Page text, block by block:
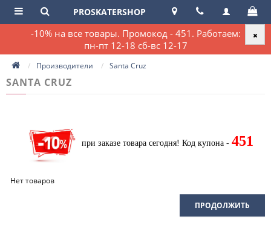
-10% на все товары. Промокод - 451. Работаем:
пн-пт 12-18 сб-вс 12-17
PROSKATERSHOP
Производители Santa Cruz
SANTA CRUZ
при заказе товара сегодня! Код купона - 451
Нет товаров
ПРОДОЛЖИТЬ